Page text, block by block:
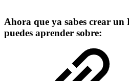
Ahora que ya sabes crear
puedes aprender sobre: